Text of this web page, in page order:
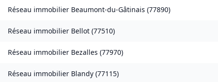
Réseau immobilier Beaumont-du-Gâtinais (77890)
Réseau immobilier Bellot (77510)
Réseau immobilier Bezalles (77970)
Réseau immobilier Blandy (77115)